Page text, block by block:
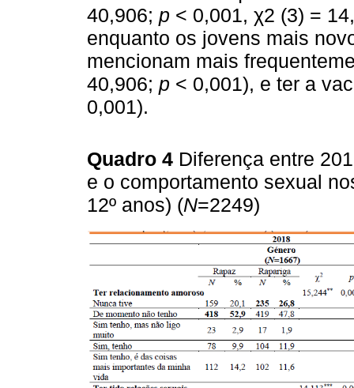
40,906; p < 0,001, χ2 (3) =
enquanto os jovens mais
mencionam mais
40,906; p < 0,001), e ter a
0,001).
Quadro 4 Diferença entre
e o comportamento sexual
12º anos) (N=2249)